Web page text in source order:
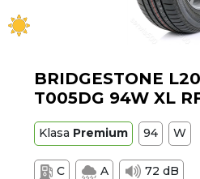
BRIDGESTONE
T005DG 94W XL
Klasa Premium 94 W
C A 72 dB